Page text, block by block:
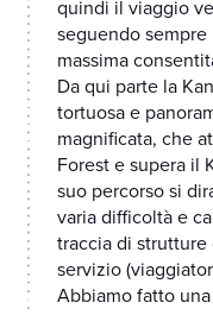
quindi il viaggio
seguendo
massima
Da qui parte la
tortuosa e
magnificata, che
Forest e supera il
suo percorso si
varia difficoltà e
traccia di
servizio
Abbiamo fatto